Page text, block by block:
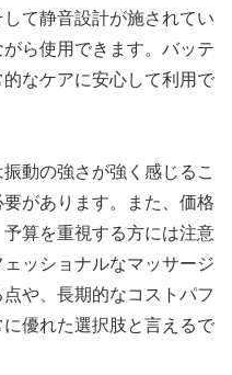
て静音設計が施されてい
ら使用できます。バッテ
なケアに安心して利用で
動の強さが強く感じるこ
があります。また、価格
算を重視する方には注意
ッショナルなマッサージ
や、長期的なコストパフ
優れた選択肢と言えるで